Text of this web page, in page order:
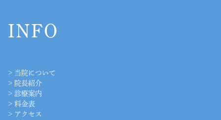
INFO
> 当院について
> 院長紹介
> 診療案内
> 料金表
> アクセス